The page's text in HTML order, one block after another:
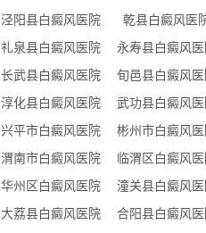
泾阳县白癜风医院 乾县白癜风医
礼泉县白癜风医院 永寿县白癜风
长武县白癜风医院 旬邑县白癜风
淳化县白癜风医院 武功县白癜风
兴平市白癜风医院 彬州市白癜风
渭南市白癜风医院 临渭区白癜风
华州区白癜风医院 潼关县白癜风
大荔县白癜风医院 合阳县白癜风